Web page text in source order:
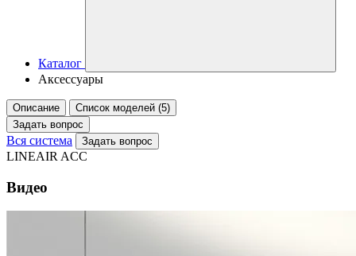
Каталог
Аксессуары
Описание
Список моделей (5)
Задать вопрос
Вся система Задать вопрос
LINEAIR ACC
Видео